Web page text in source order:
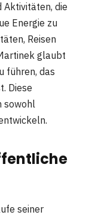
die
Energie zu
Reisen
glaubt
führen, das
Diese
sowohl
seiner